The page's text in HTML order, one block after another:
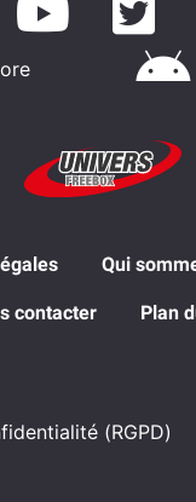
Qui
contacter Plan
(RGPD)